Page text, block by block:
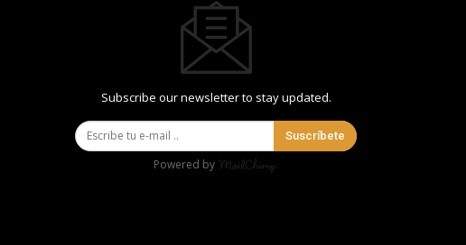
Subscribe our newsletter to stay updated.
Suscríbete
Powered by